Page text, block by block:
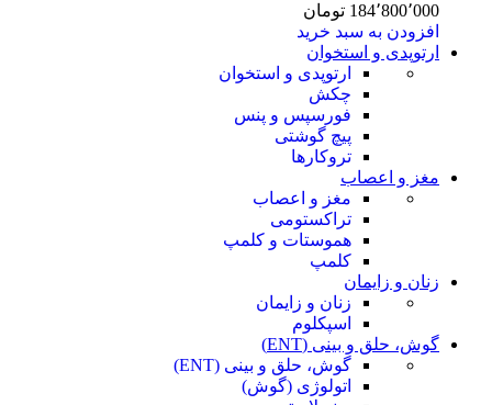
184٬800٬000 تومان
افزودن به سبد خرید
ارتوپدی و استخوان
ارتوپدی و استخوان
چکش
فورسپس و پنس
پیچ گوشتی
تروکارها
مغز و اعصاب
مغز و اعصاب
تراکستومی
هموستات و کلمپ
کلمپ
زنان و زایمان
زنان و زایمان
اسپکلوم
گوش، حلق و بینی (ENT)
گوش، حلق و بینی (ENT)
اتولوژی (گوش)